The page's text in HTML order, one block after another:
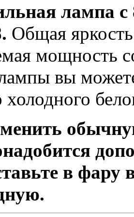
лампа
Общая
мощность
вы
в